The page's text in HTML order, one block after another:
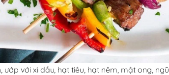
với xì dầu, hạt tiêu, hạt nêm, mật ong,